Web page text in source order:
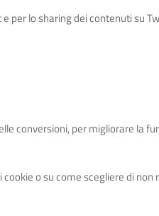
per lo sharing dei contenuti su
conversioni, per migliorare la
o su come scegliere di